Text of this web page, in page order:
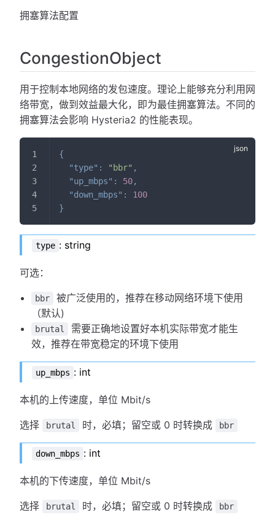
拥塞算法配置
CongestionObject
用于控制本地网络的发包速度。理论上能够充分利用网
络带宽，做到效益最大化，即为最佳拥塞算法。不同的
拥塞算法会影响 Hysteria2 的性能表现。
{
"type" : "bbr" ,
"up_mbps" : 50,
"down_mbps" :
100
}
type : string
可选：
bbr
被广泛使用的，推荐在移动网络环境下使用
（默认)
brutal
需要正确地设置好本机实际带宽才能生
效，推荐在带宽稳定的环境下使用
up_mbps : int
本机的上传速度，单位 Mbit/s
选择 brutal 时，必填；留空或 0 时转换成 bbr
down_mbps : int
本机的下传速度，单位 Mbit/s
选择 brutal 时，必填；留空或 0 时转换成 bbr